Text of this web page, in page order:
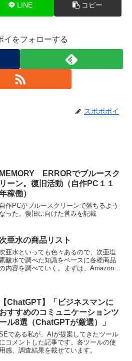
LINE コピー
イをフォローする
スポポポイ
MEMORY ERRORでブルースク
リーン。復旧活動（自作PC１１
稼働）
自作PCがブルースクリーンで落ちるよう
なった。復旧に向けた営みを記載
次亜水の商品リスト
次亜水といっても色々あるので、次亜塩
酸水で調べた知識をベースに各種商品
内容を調べていく。まずは、Amazonで
かそのままのタイ...
【ChatGPT】「ビジネスマンに
おすすめのコミュニケーションツ
ール8選（ChatGPTが厳選）」
である私が、AIが提案してきたツール
にコメントした記事です。各ツールの使
用感、調査結果を載せています。